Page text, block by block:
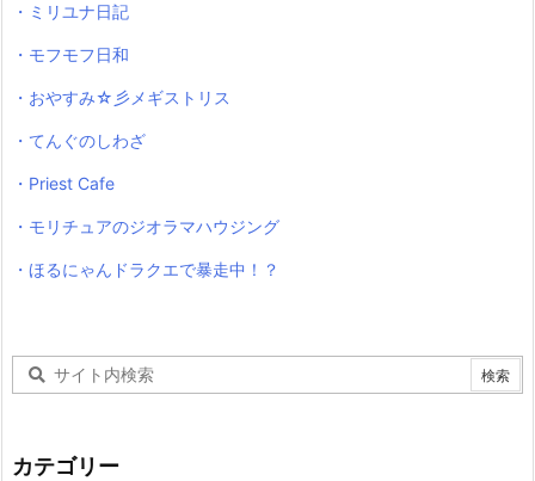
・ミリユナ日記
・モフモフ日和
・おやすみ☆彡メギストリス
・てんぐのしわざ
・Priest Cafe
・モリチュアのジオラマハウジング
・ほるにゃんドラクエで暴走中！？
カテゴリー